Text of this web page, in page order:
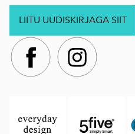
LIITU UUDISKIRJAGA SIIT